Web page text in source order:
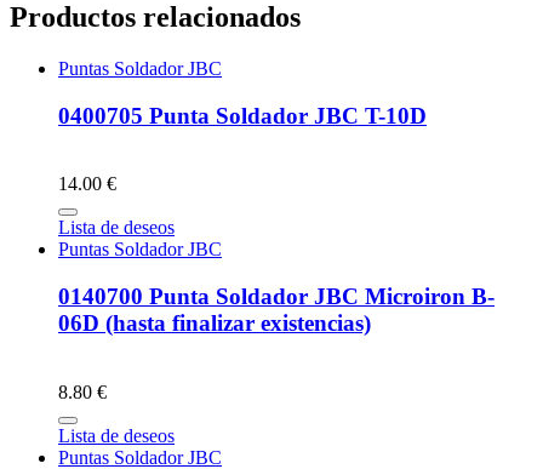
Productos relacionados
Puntas Soldador JBC
0400705 Punta Soldador JBC T-10D
14.00 €
Lista de deseos
Puntas Soldador JBC
0140700 Punta Soldador JBC Microiron B-
06D (hasta finalizar existencias)
8.80 €
Lista de deseos
Puntas Soldador JBC